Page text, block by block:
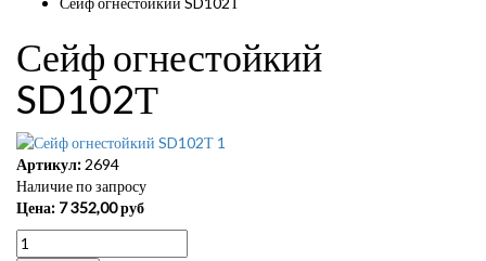
Сейф огнестойкий
SD102Т
Артикул: 2694
Наличие по запросу
Цена: 7 352,00руб